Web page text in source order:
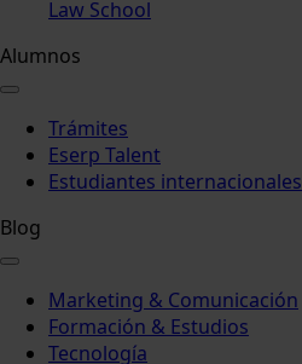
Law School
Alumnos
Trámites
Eserp Talent
Estudiantes internacionales
Blog
Marketing & Comunicación
Formación & Estudios
Tecnología